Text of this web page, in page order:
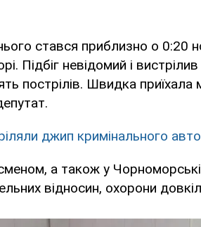
стався приблизно о 0:20
Підбіг невідомий і
пострілів. Швидка приїхала
джип кримінального
а також у
відносин, охорони